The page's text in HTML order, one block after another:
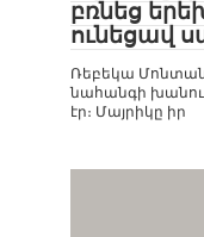
բռնեց
ունեցավ
Ռեբեկա
նահանգի
էր։ Մայրիկը իր